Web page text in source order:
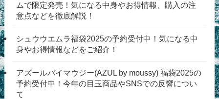
ムで限定発売！気になる中身やお得情報、購入の注
意点などを徹底解説！
シュウウエムラ福袋2025の予約受付中！気になる中
身やお得情報などをご紹介！
アズールバイマウジー(AZUL by moussy) 福袋2025の
予約受付中！今年の目玉商品やSNSでの反響につい
て